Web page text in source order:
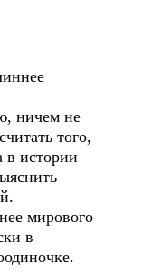
ничем не
того,
в истории
мирового
в